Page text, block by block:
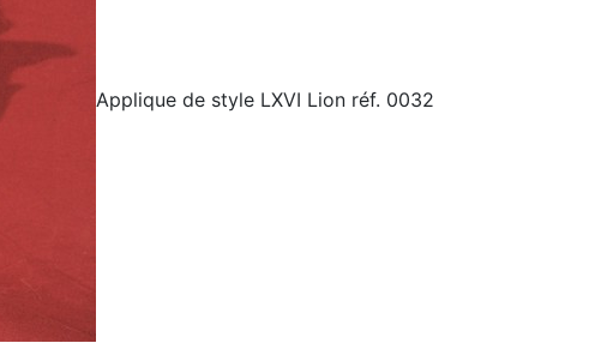
Applique de style LXVI Lion réf. 0032